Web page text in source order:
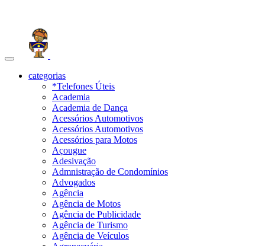
Toggle
navigationcategorias
*Telefones Úteis
Academia
Academia de Dança
Acessórios Automotivos
Acessórios Automotivos
Acessórios para Motos
Açougue
Adesivação
Admnistração de Condomínios
Advogados
Agência
Agência de Motos
Agência de Publicidade
Agência de Turismo
Agência de Veículos